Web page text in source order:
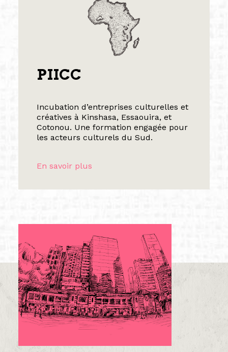
PIICC
Incubation d’entreprises culturelles et
créatives à Kinshasa, Essaouira, et
Cotonou. Une formation engagée pour
les acteurs culturels du Sud.
En savoir plus